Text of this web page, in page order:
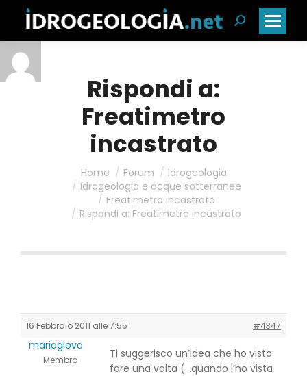
Cerca:
Rispondi a:
Freatimetro
incastrato
Home Forum
Idrogeologia
Idrogeologia e acque sotterranee
Freatimetro incastrato
Rispondi a: Freatimetro incastrato
16 Febbraio 2011 alle 7:55 #4347
mariagiova
Membro
Ti suggerisco un’idea che ho visto
fare una volta (…quando l’ho vista